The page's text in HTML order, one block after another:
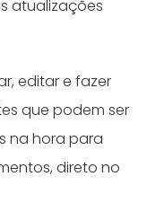
atualizações
editar e fazer
que podem ser
na hora para
direto no